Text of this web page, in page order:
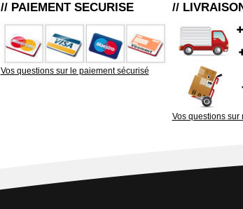
// PAIEMENT SECURISE
Vos questions sur le paiement sécurisé
//
Vos questions sur